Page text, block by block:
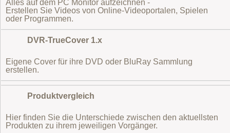
Alles auf dem PC Monitor aufzeichnen -
Erstellen Sie Videos von Online-Videoportalen, Spielen
oder Programmen.
DVR-TrueCover 1.x
Eigene Cover für ihre DVD oder BluRay Sammlung
erstellen.
Produktvergleich
Hier finden Sie die Unterschiede zwischen den aktuellsten
Produkten zu ihrem jeweiligen Vorgänger.